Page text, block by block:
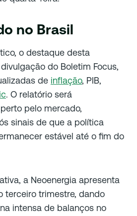
no Brasil
o destaque desta
do Boletim Focus,
de inflação, PIB,
. O relatório será
pelo mercado,
sinais de que a política
estável até o fim do
a Neoenergia apresenta
terceiro trimestre, dando
intensa de balanços no